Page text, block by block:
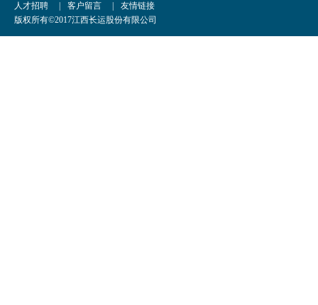
人才招聘 客户留言
友情链接
版权所有©2017江西长运股份有限公司